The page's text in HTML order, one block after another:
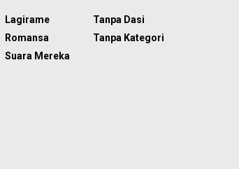
Lagirame
Romansa
Suara Mereka
Tanpa Dasi
Tanpa Kategori